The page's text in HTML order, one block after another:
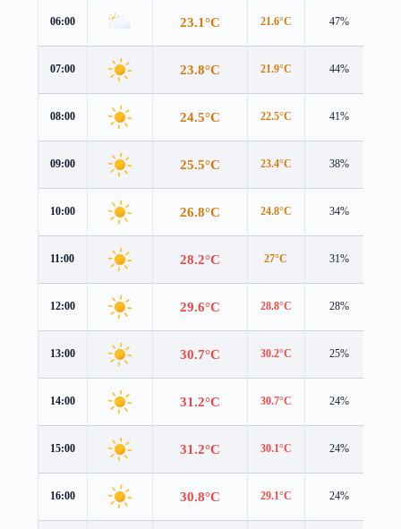
06:00 23.1°C 21.6°C 47%
07:00 23.8°C 21.9°C 44%
08:00 24.5°C 22.5°C 41%
09:00 25.5°C 23.4°C 38%
10:00 26.8°C 24.8°C 34%
11:00 28.2°C 27°C 31%
12:00 29.6°C 28.8°C 28%
13:00 30.7°C 30.2°C 25%
14:00 31.2°C 30.7°C 24%
15:00 31.2°C 30.1°C 24%
16:00 30.8°C 29.1°C 24%